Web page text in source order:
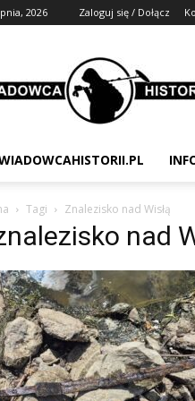
2026 Zaloguj się / Dołącz
Zwiadowca
Historii
Tagi Znalezisko nad Wisłą
nad